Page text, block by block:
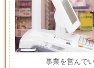
事業を営んで